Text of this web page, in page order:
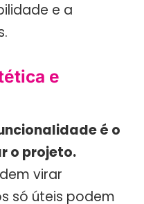
e a
e
é o
o projeto.
virar
só úteis podem